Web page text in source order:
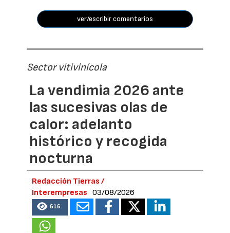
ver/escribir comentarios
Sector vitivinícola
La vendimia 2026 ante
las sucesivas olas de
calor: adelanto
histórico y recogida
nocturna
Redacción Tierras /
Interempresas
03/08/2026
616